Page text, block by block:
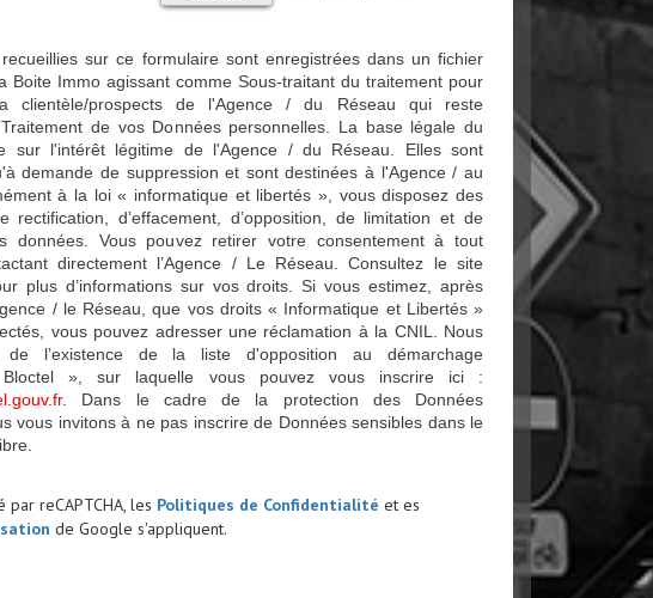
sur ce formulaire sont enregistrées dans un fichier
Boite Immo agissant comme Sous-traitant du traitement pour
clientèle/prospects de l'Agence / du Réseau qui reste
de vos Données personnelles. La base légale du
sur l'intérêt légitime de l'Agence / du Réseau. Elles sont
demande de suppression et sont destinées à l'Agence / au
à la loi « informatique et libertés », vous disposez des
rectification, d’effacement, d’opposition, de limitation et de
données. Vous pouvez retirer votre consentement à tout
directement l’Agence / Le Réseau. Consultez le site
plus d’informations sur vos droits. Si vous estimez, après
/ le Réseau, que vos droits « Informatique et Libertés »
vous pouvez adresser une réclamation à la CNIL. Nous
de l’existence de la liste d'opposition au démarchage
Bloctel », sur laquelle vous pouvez vous inscrire ici :
. Dans le cadre de la protection des Données
vous invitons à ne pas inscrire de Données sensibles dans le
reCAPTCHA, les Politiques de Confidentialité et es
de Google s'appliquent.